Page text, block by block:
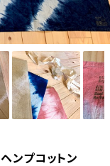
ンプコットン